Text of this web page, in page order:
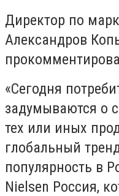
Директор по
Александров
«Сегодня
задумываются о
тех или иных
глобальный
популярность в
Nielsen Россия,